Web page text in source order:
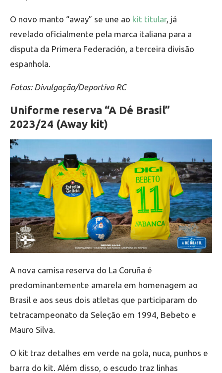
O novo manto “away” se une ao kit titular, já
revelado oficialmente pela marca italiana para a
disputa da Primera Federación, a terceira divisão
espanhola.
Fotos: Divulgação/Deportivo RC
Uniforme reserva “A Dé Brasil”
2023/24 (Away kit)
A nova camisa reserva do La Coruña é
predominantemente amarela em homenagem ao
Brasil e aos seus dois atletas que participaram do
tetracampeonato da Seleção em 1994, Bebeto e
Mauro Silva.
O kit traz detalhes em verde na gola, nuca, punhos e
barra do kit. Além disso, o escudo traz linhas